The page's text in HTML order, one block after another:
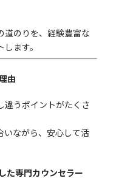
道のりを、経験豊富な
ます。
由
違うポイントがたくさ
いながら、安心して活
た専門カウンセラー